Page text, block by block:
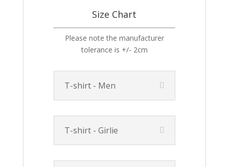
Size Chart
Please note the manufacturer
tolerance is +/- 2cm
T-shirt - Men
T-shirt - Girlie